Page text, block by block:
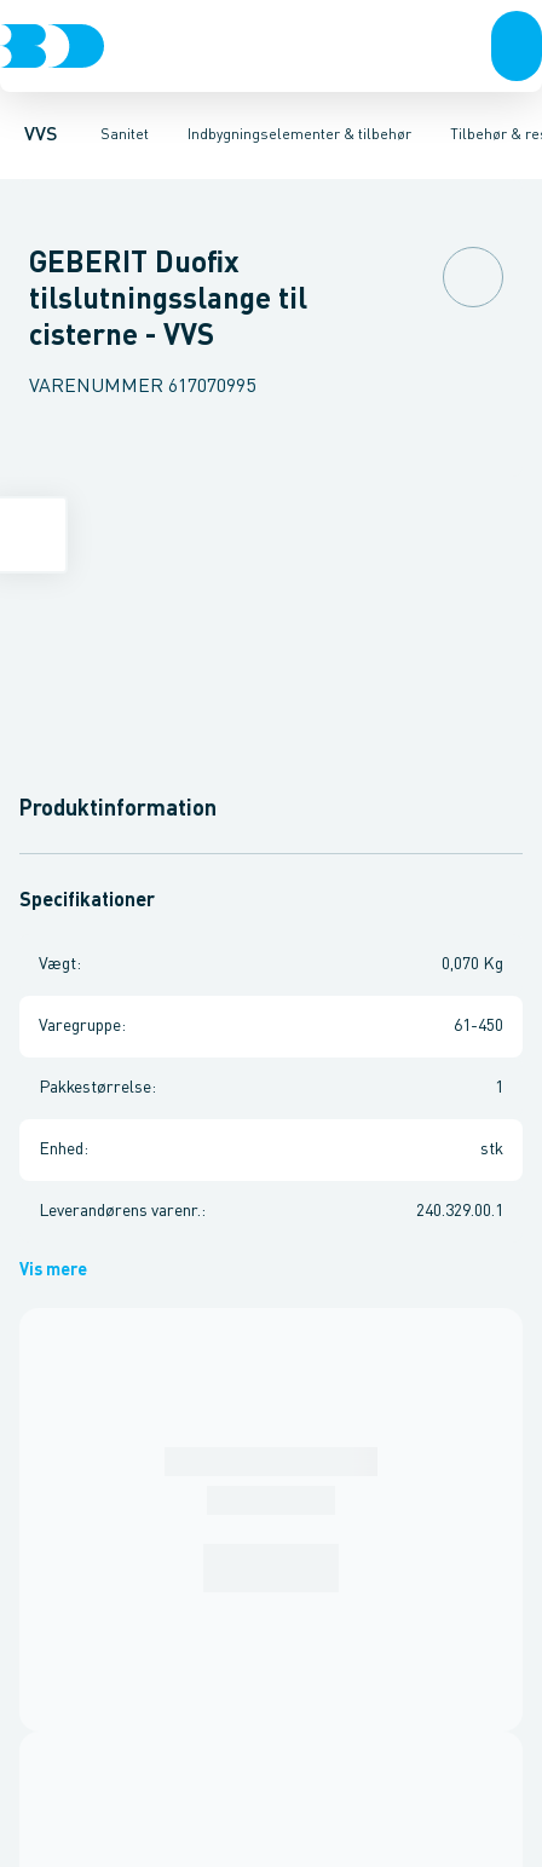
VVS Sanitet
Rør & fittingsPressfittings & rørKuglehaner & ventilerAfløb
Indbygningselementer & tilbehør
Toiletter, sæder og cisternerVaskeArmaturerBrusereTilbehør &
Høje Indbygnings elementerLave Indbygnings elementer
GEBERIT Duofix
tilslutningsslange til
cisterne - VVS
VARENUMMER 617070995
Produktinformation
Specifikationer
Vægt: 0,070 Kg
Varegruppe: 61-450
Pakkestørrelse: 1
Enhed : stk
Leverandørens varenr. : 240.329.00.1
Vis mere